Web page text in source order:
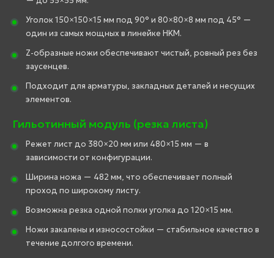
Уголок 150×150×15 мм под 90° и 80×80×8 мм под 45° —
один из самых мощных в линейке HKM.
Z-образные ножи обеспечивают чистый, ровный рез без
заусенцев.
Подходит для арматуры, закладных деталей и несущих
элементов.
Гильотинный модуль (резка листа)
Режет лист до 380×20 мм или 480×15 мм — в
зависимости от конфигурации.
Ширина ножа — 482 мм, что обеспечивает полный
проход по широкому листу.
Возможна резка одной полки уголка до 120×15 мм.
Ножи закалены и износостойки — стабильное качество в
течение долгого времени.